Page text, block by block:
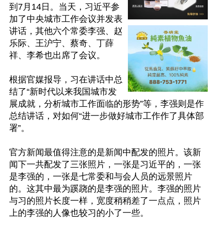
到7月14日。当天，习近平参
加了中央城市工作会议并发表
讲话，其他六个常委李强、赵
乐际、王沪宁、蔡奇、丁薛
祥、李希也出席了会议。
根据官媒报导，习在讲话中总
结了“新时代以来我国城市发
展成就，分析城市工作面临的形势”等，李强则是作
总结讲话，对如何“进一步做好城市工作作了具体部
署”。
官方新闻最值得注意的是新闻中配发的照片。该新
闻下一共配发了三张照片，一张是习近平的，一张
是李强的，一张是七常委和与会人员的远景照片
的。这其中最为蹊跷的是李强的照片。李强的照片
与习的照片长度一样，宽度稍稍差了一点点，照片
上的李强的人像也较习的小了一些。